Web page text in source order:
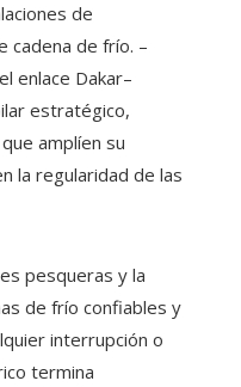
de
cadena de frío. –
enlace Dakar–
estratégico,
amplíen su
la regularidad de las
pesqueras y la
de frío confiables y
interrupción o
termina